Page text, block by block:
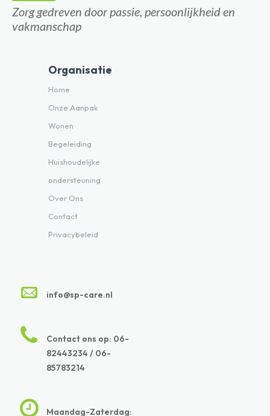
Zorg gedreven door passie, persoonlijkheid en
vakmanschap
Organisatie
Home
Onze Aanpak
Wonen
Begeleiding
Huishoudelijke
ondersteuning
Over Ons
Contact
Privacybeleid
info@sp-care.nl
Contact ons op: 06-
82443234 / 06-
85783214
Maandag-Zaterdag: